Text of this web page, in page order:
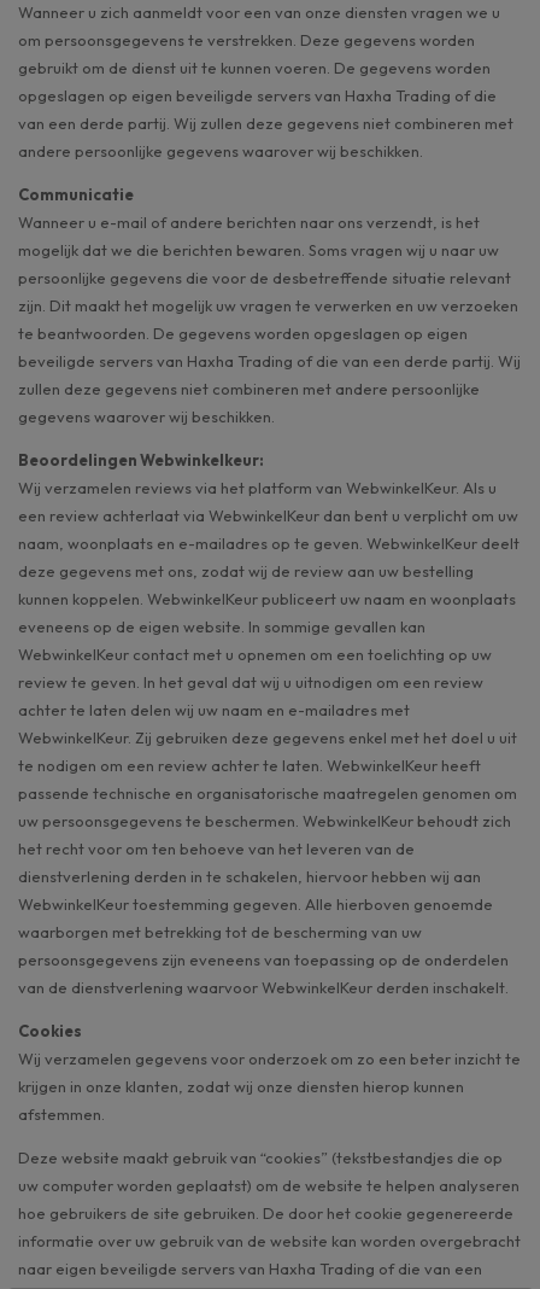
Wanneer u zich aanmeldt voor een van onze diensten vragen we u
om persoonsgegevens te verstrekken. Deze gegevens worden
gebruikt om de dienst uit te kunnen voeren. De gegevens worden
opgeslagen op eigen beveiligde servers van Haxha Trading of die
van een derde partij. Wij zullen deze gegevens niet combineren met
andere persoonlijke gegevens waarover wij beschikken.
Communicatie
Wanneer u e-mail of andere berichten naar ons verzendt, is het
mogelijk dat we die berichten bewaren. Soms vragen wij u naar uw
persoonlijke gegevens die voor de desbetreffende situatie relevant
zijn. Dit maakt het mogelijk uw vragen te verwerken en uw verzoeken
te beantwoorden. De gegevens worden opgeslagen op eigen
beveiligde servers van Haxha Trading of die van een derde partij. Wij
zullen deze gegevens niet combineren met andere persoonlijke
gegevens waarover wij beschikken.
Beoordelingen Webwinkelkeur:
Wij verzamelen reviews via het platform van WebwinkelKeur. Als u
een review achterlaat via WebwinkelKeur dan bent u verplicht om uw
naam, woonplaats en e-mailadres op te geven. WebwinkelKeur deelt
deze gegevens met ons, zodat wij de review aan uw bestelling
kunnen koppelen. WebwinkelKeur publiceert uw naam en woonplaats
eveneens op de eigen website. In sommige gevallen kan
WebwinkelKeur contact met u opnemen om een toelichting op uw
review te geven. In het geval dat wij u uitnodigen om een review
achter te laten delen wij uw naam en e-mailadres met
WebwinkelKeur. Zij gebruiken deze gegevens enkel met het doel u uit
te nodigen om een review achter te laten. WebwinkelKeur heeft
passende technische en organisatorische maatregelen genomen om
uw persoonsgegevens te beschermen. WebwinkelKeur behoudt zich
het recht voor om ten behoeve van het leveren van de
dienstverlening derden in te schakelen, hiervoor hebben wij aan
WebwinkelKeur toestemming gegeven. Alle hierboven genoemde
waarborgen met betrekking tot de bescherming van uw
persoonsgegevens zijn eveneens van toepassing op de onderdelen
van de dienstverlening waarvoor WebwinkelKeur derden inschakelt.
Cookies
Wij verzamelen gegevens voor onderzoek om zo een beter inzicht te
krijgen in onze klanten, zodat wij onze diensten hierop kunnen
afstemmen.
Deze website maakt gebruik van “cookies” (tekstbestandjes die op
uw computer worden geplaatst) om de website te helpen analyseren
hoe gebruikers de site gebruiken. De door het cookie gegenereerde
informatie over uw gebruik van de website kan worden overgebracht
naar eigen beveiligde servers van Haxha Trading of die van een